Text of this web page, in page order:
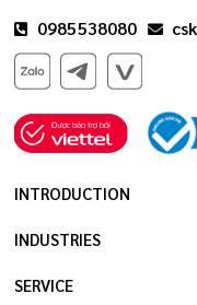
0985538080
INTRODUCTION
INDUSTRIES
SERVICE